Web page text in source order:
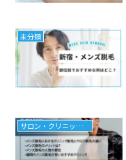
未分類
サロン・クリニック紹介